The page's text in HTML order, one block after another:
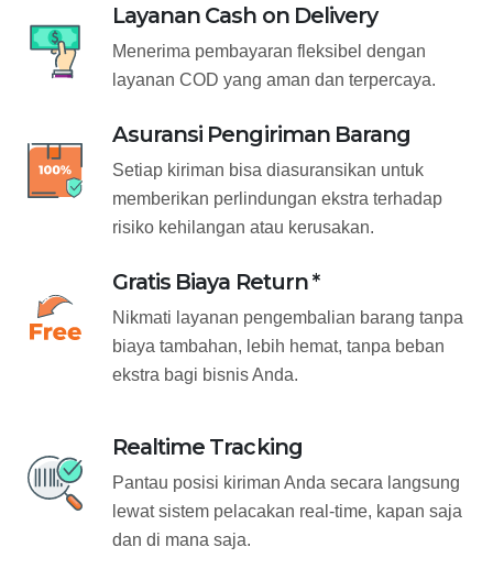
Layanan Cash on Delivery
Menerima pembayaran fleksibel dengan
layanan COD yang aman dan terpercaya.
Asuransi Pengiriman Barang
Setiap kiriman bisa diasuransikan untuk
memberikan perlindungan ekstra terhadap
risiko kehilangan atau kerusakan.
Gratis Biaya Return *
Nikmati layanan pengembalian barang tanpa
biaya tambahan, lebih hemat, tanpa beban
ekstra bagi bisnis Anda.
Realtime Tracking
Pantau posisi kiriman Anda secara langsung
lewat sistem pelacakan real-time, kapan saja
dan di mana saja.